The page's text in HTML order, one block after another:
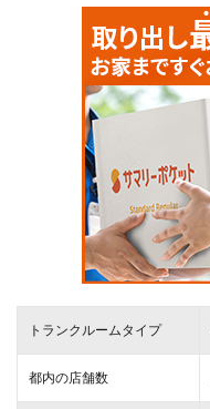
トランクルームタイプ
都内の店舗数